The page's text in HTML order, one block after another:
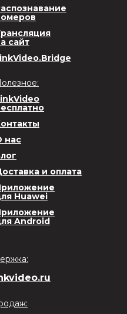
нас
Android
Huawei
и оплата
сайт